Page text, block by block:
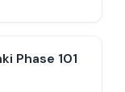
Phase 101